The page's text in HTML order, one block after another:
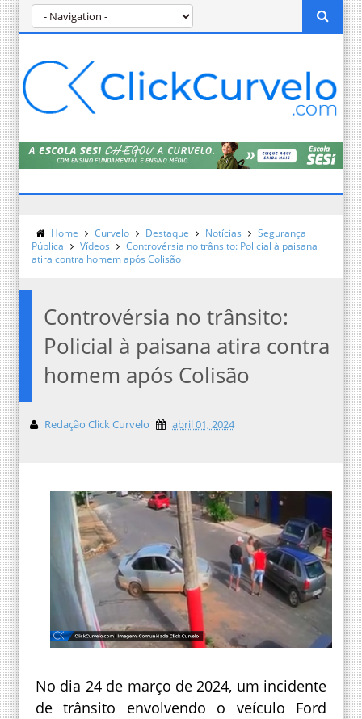
Home Curvelo Destaque Notícias
Segurança
Pública
Vídeos
Controvérsia no trânsito: Policial à paisana
atira contra homem após Colisão
Controvérsia no trânsito:
Policial à paisana atira contra
homem após Colisão
Redação Click Curvelo abril 01, 2024
No dia 24 de março de 2024, um incidente
de trânsito envolvendo o veículo Ford